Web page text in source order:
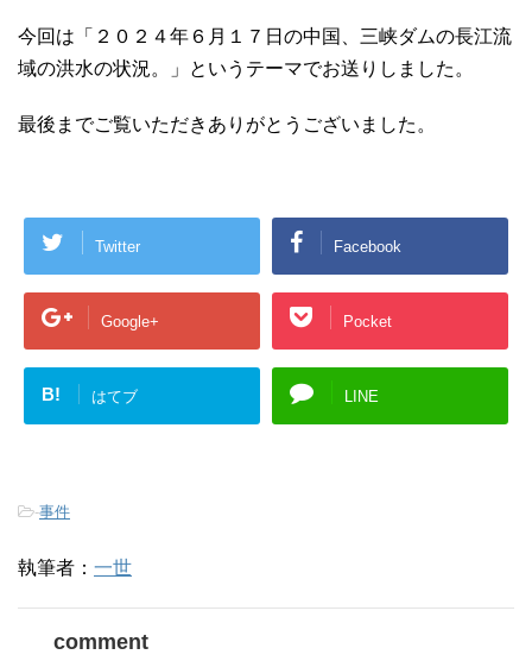
今回は「２０２４年６月１７日の中国、三峡ダムの長江流
域の洪水の状況。」というテーマでお送りしました。
最後までご覧いただきありがとうございました。
Twitter Facebook
Google+ Pocket
B! はてブ LINE
-事件
執筆者： 一世
comment